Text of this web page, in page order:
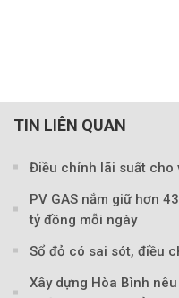
TIN LIÊN QUAN
Điều chỉnh lãi suất cho
PV GAS nắm giữ hơn
tỷ đồng mỗi ngày
Sổ đỏ có sai sót, điều
Xây dựng Hòa Bình